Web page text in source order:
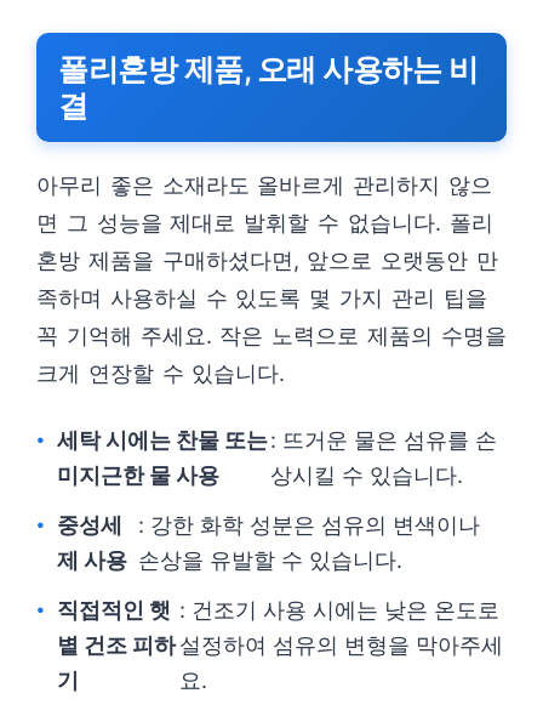
폴리혼방 제품, 오래 사용하는 비
결
아무리 좋은 소재라도 올바르게 관리하지 않으
면 그 성능을 제대로 발휘할 수 없습니다. 폴리
혼방 제품을 구매하셨다면, 앞으로 오랫동안 만
족하며 사용하실 수 있도록 몇 가지 관리 팁을
꼭 기억해 주세요. 작은 노력으로 제품의 수명을
크게 연장할 수 있습니다.
세탁 시에는 찬물 또는
미지근한 물 사용
: 뜨거운 물은 섬유를 손
상시킬 수 있습니다.
중성세
제 사용
: 강한 화학 성분은 섬유의 변색이나
손상을 유발할 수 있습니다.
직접적인 햇
볕 건조 피하
기
: 건조기 사용 시에는 낮은 온도로
설정하여 섬유의 변형을 막아주세
요.